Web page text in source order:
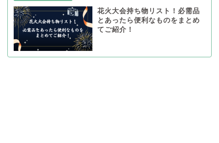
花火大会持ち物リスト！必需品
とあったら便利なものをまとめ
てご紹介！